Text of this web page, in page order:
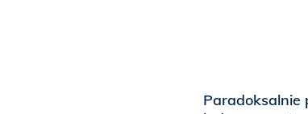
Paradoksalnie